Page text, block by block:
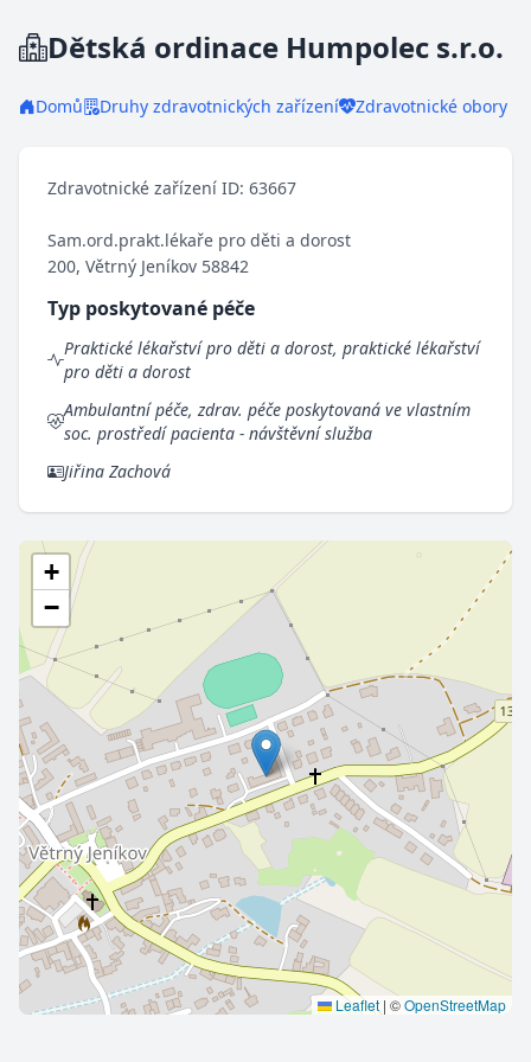
Dětská ordinace Humpolec s.r.o.
Domů Druhy zdravotnických zařízení Zdravotnické obory
Zdravotnické zařízení ID: 63667
Sam.ord.prakt.lékaře pro děti a dorost
200, Větrný Jeníkov 58842
Typ poskytované péče
Praktické lékařství pro děti a dorost, praktické lékařství
pro děti a dorost
Ambulantní péče, zdrav. péče poskytovaná ve vlastním
soc. prostředí pacienta - návštěvní služba
Jiřina Zachová
+
−
Leaflet | ©OpenStreetMap